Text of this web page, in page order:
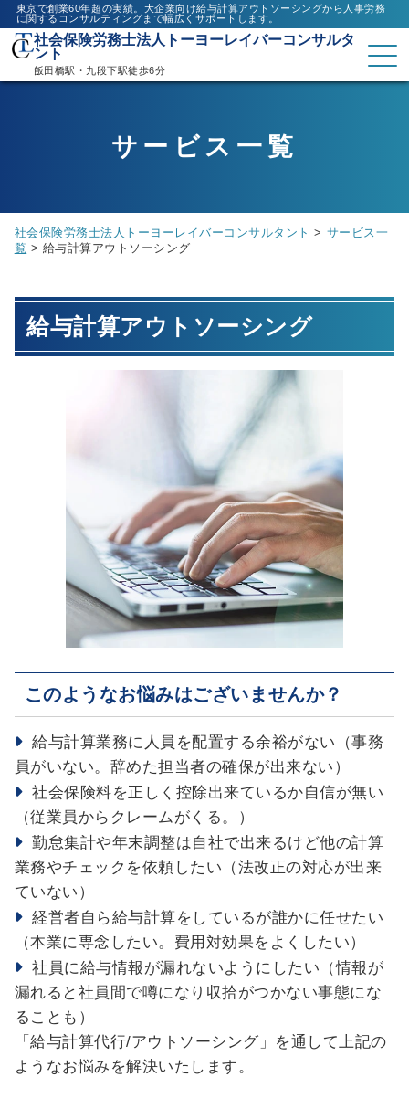
東京で創業60年超の実績。大企業向け給与計算アウトソーシングから人事労務
に関するコンサルティングまで幅広くサポートします。
社会保険労務士法人トーヨーレイバーコンサルタ
ント
飯田橋駅・九段下駅徒歩6分
サービス一覧
社会保険労務士法人トーヨーレイバーコンサルタント > サービス一
覧 > 給与計算アウトソーシング
給与計算アウトソーシング
このようなお悩みはございませんか？
給与計算業務に人員を配置する余裕がない（事務
員がいない。辞めた担当者の確保が出来ない）
社会保険料を正しく控除出来ているか自信が無い
（従業員からクレームがくる。）
勤怠集計や年末調整は自社で出来るけど他の計算
業務やチェックを依頼したい（法改正の対応が出来
ていない）
経営者自ら給与計算をしているが誰かに任せたい
（本業に専念したい。費用対効果をよくしたい）
社員に給与情報が漏れないようにしたい（情報が
漏れると社員間で噂になり収拾がつかない事態にな
ることも）
「給与計算代行/アウトソーシング」を通して上記の
ようなお悩みを解決いたします。